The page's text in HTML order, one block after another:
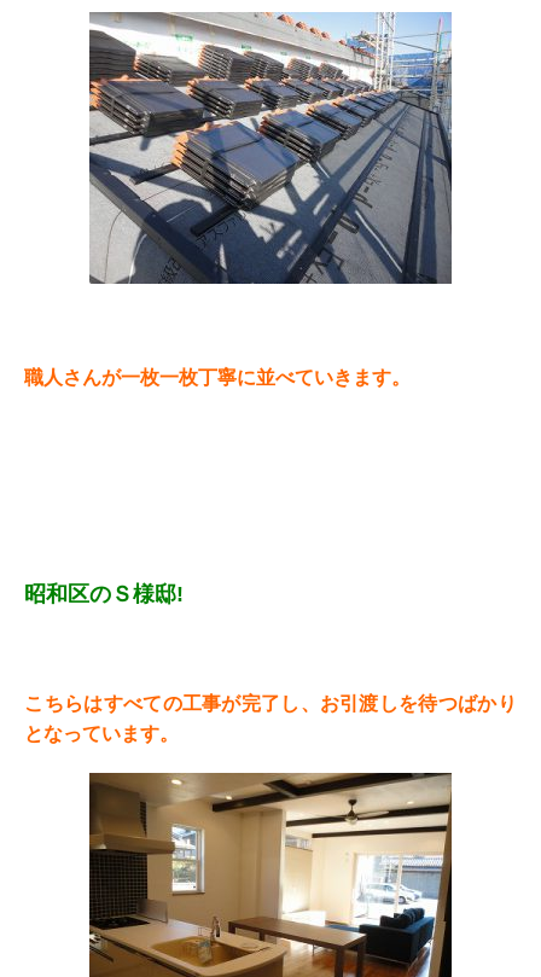
職人さんが一枚一枚丁寧に並べていきます。
昭和区のＳ様邸!
こちらはすべての工事が完了し、お引渡しを待つばかり
となっています。